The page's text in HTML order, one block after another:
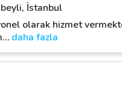
İstanbul
olarak hizmet
… daha fazla